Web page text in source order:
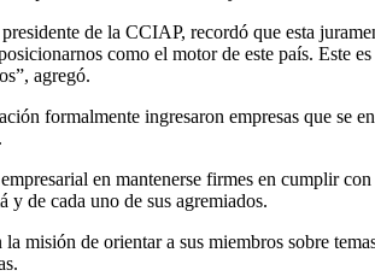
de la CCIAP, recordó que esta
como el motor de este país. Este
agregó.
formalmente ingresaron empresas que se
en mantenerse firmes en cumplir
y de cada uno de sus agremiados.
misión de orientar a sus miembros sobre